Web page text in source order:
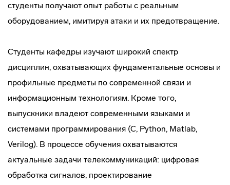
студенты получают опыт работы с реальным
оборудованием, имитируя атаки и их предотвращение.
Студенты кафедры изучают широкий спектр
дисциплин, охватывающих фундаментальные основы и
профильные предметы по современной связи и
информационным технологиям. Кроме того,
выпускники владеют современными языками и
системами программирования (C, Python, Matlab,
Verilog). В процессе обучения охватываются
актуальные задачи телекоммуникаций: цифровая
обработка сигналов, проектирование